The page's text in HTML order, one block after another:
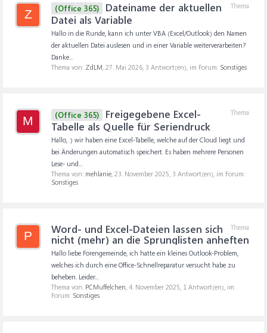
Z
Thema
(Office 365)
Dateiname der aktuellen
Datei als Variable
Hallo in die Runde, kann ich unter VBA (Excel/Outlook) den Namen
der aktuellen Datei auslesen und in einer Variable weiterverarbeiten?
Danke...
Thema von: ZdLM, 27. Mai 2026, 3 Antwort(en), im Forum: Sonstiges
M
Thema
(Office 365)
Freigegebene Excel-
Tabelle als Quelle für Seriendruck
Hallo, :) wir haben eine Excel-Tabelle, welche auf der Cloud liegt und
bei Änderungen automatisch speichert. Es haben mehrere Personen
Lese- und...
Thema von: mehlanie, 23. November 2025, 3 Antwort(en), im Forum:
Sonstiges
P
Thema
Word- und Excel-Dateien lassen sich
nicht (mehr) an die Sprunglisten anheften
Hallo liebe Forengemeinde, ich hatte ein kleines Outlook-Problem,
welches ich durch eine Office-Schnellreparatur versucht habe zu
beheben. Leider...
Thema von: PCMuffelchen, 4. November 2025, 1 Antwort(en), im
Forum: Sonstiges